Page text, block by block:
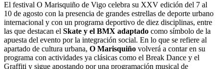
El festival O Marisquiño de Vigo celebra su XXV edición del 7 al
10 de agosto con la presencia de grandes estrellas de deporte urbano
internacional y con un programa deportivo de diez disciplinas, entre
las que destacan el Skate y el BMX adaptado como símbolo de la
apuesta del evento por la integración social. En lo que se refiere al
apartado de cultura urbana, O Marisquiño volverá a contar en su
programa con actividades ya clásicas como el Break Dance y el
Graffiti y sigue apostando por una programación musical de